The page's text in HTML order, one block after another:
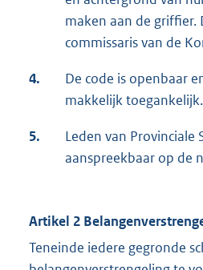
maken aan de griffier.
commissaris van de
4.
De code is openbaar
makkelijk toegankelijk.
5.
Leden van Provinciale
aanspreekbaar op de
Artikel 2
Teneinde iedere gegronde